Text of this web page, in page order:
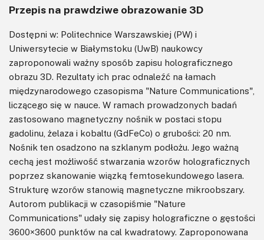
Przepis na prawdziwe obrazowanie 3D
Dostępni w: Politechnice Warszawskiej (PW) i
Uniwersytecie w Białymstoku (UwB) naukowcy
zaproponowali ważny sposób zapisu holograficznego
obrazu 3D. Rezultaty ich prac odnaleźć na łamach
międzynarodowego czasopisma "Nature Communications",
liczącego się w nauce. W ramach prowadzonych badań
zastosowano magnetyczny nośnik w postaci stopu
gadolinu, żelaza i kobaltu (GdFeCo) o grubości: 20 nm.
Nośnik ten osadzono na szklanym podłożu. Jego ważną
cechą jest możliwość stwarzania wzorów holograficznych
poprzez skanowanie wiązką femtosekundowego lasera.
Strukturę wzorów stanowią magnetyczne mikroobszary.
Autorom publikacji w czasopiśmie "Nature
Communications" udały się zapisy holograficzne o gęstości
3600×3600 punktów na cal kwadratowy. Zaproponowana